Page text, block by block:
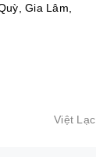
Gia Lâm,
Việt Lạc